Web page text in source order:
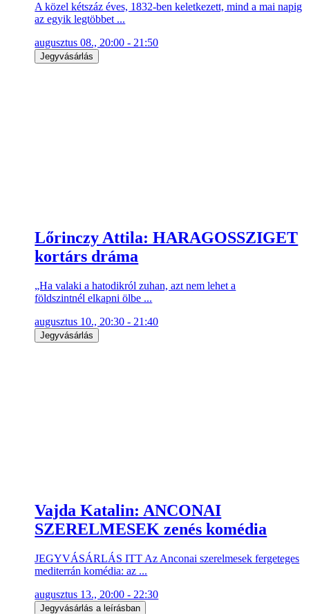
A közel kétszáz éves, 1832-ben keletkezett, mind a mai napig
az egyik legtöbbet ...
augusztus 08., 20:00 - 21:50
Jegyvásárlás
Lőrinczy Attila: HARAGOSSZIGET
kortárs dráma
„Ha valaki a hatodikról zuhan, azt nem lehet a
földszintnél elkapni ölbe ...
augusztus 10., 20:30 - 21:40
Jegyvásárlás
Vajda Katalin: ANCONAI
SZERELMESEK zenés komédia
JEGYVÁSÁRLÁS ITT Az Anconai szerelmesek fergeteges
mediterrán komédia: az ...
augusztus 13., 20:00 - 22:30
Jegyvásárlás a leírásban